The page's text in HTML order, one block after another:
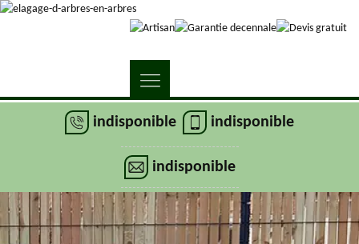
indisponible indisponible
indisponible